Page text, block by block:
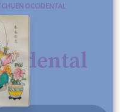
OCCIDENTAL